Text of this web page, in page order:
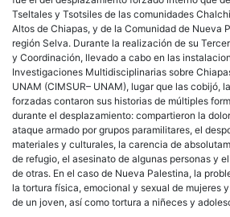
Tseltales y Tsotsiles de las comunidades
Altos de Chiapas, y de la Comunidad de Nueva
región Selva. Durante la realización de su
y Coordinación, llevado a cabo en las
Investigaciones Multidisciplinarias sobre
UNAM (CIMSUR– UNAM), lugar que las cobijó,
forzadas contaron sus historias de múltiples
durante el desplazamiento: compartieron la
ataque armado por grupos paramilitares, el
materiales y culturales, la carencia de
de refugio, el asesinato de algunas personas y
de otras. En el caso de Nueva Palestina, la
la tortura física, emocional y sexual de mujeres
de un joven, así como tortura a niñeces y